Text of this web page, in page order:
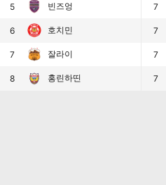
5 빈즈엉
6 호치민
7 잘라이
8 홍린하띤
7
7
7
7